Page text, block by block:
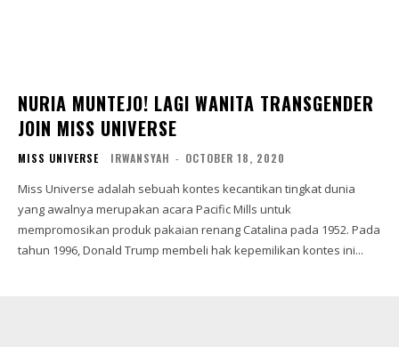
NURIA MUNTEJO! LAGI WANITA TRANSGENDER
JOIN MISS UNIVERSE
MISS UNIVERSE IRWANSYAH - OCTOBER 18, 2020
Miss Universe adalah sebuah kontes kecantikan tingkat dunia
yang awalnya merupakan acara Pacific Mills untuk
mempromosikan produk pakaian renang Catalina pada 1952. Pada
tahun 1996, Donald Trump membeli hak kepemilikan kontes ini...